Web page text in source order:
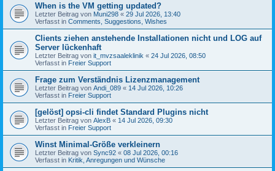
When is the VM getting updated?
Letzter Beitrag von Muni298 « 29 Jul 2026, 13:40
Verfasst in Comments, Suggestions, Wishes
Clients ziehen anstehende Installationen nicht und LOG auf
Server lückenhaft
Letzter Beitrag von it_mvzsaaleklinik « 24 Jul 2026, 08:50
Verfasst in Freier Support
Frage zum Verständnis Lizenzmanagement
Letzter Beitrag von Andi_089 « 14 Jul 2026, 10:26
Verfasst in Freier Support
[gelöst] opsi-cli findet Standard Plugins nicht
Letzter Beitrag von AlexB « 14 Jul 2026, 09:30
Verfasst in Freier Support
Winst Minimal-Größe verkleinern
Letzter Beitrag von Sync92 « 08 Jul 2026, 00:16
Verfasst in Kritik, Anregungen und Wünsche